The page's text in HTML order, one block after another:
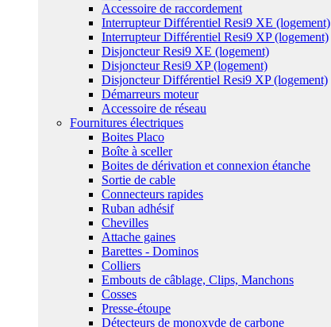
Accessoire de raccordement
Interrupteur Différentiel Resi9 XE (logement)
Interrupteur Différentiel Resi9 XP (logement)
Disjoncteur Resi9 XE (logement)
Disjoncteur Resi9 XP (logement)
Disjoncteur Différentiel Resi9 XP (logement)
Démarreurs moteur
Accessoire de réseau
Fournitures électriques
Boites Placo
Boîte à sceller
Boites de dérivation et connexion étanche
Sortie de cable
Connecteurs rapides
Ruban adhésif
Chevilles
Attache gaines
Barettes - Dominos
Colliers
Embouts de câblage, Clips, Manchons
Cosses
Presse-étoupe
Détecteurs de monoxyde de carbone